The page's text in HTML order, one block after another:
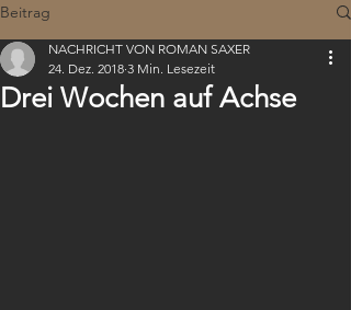
Beitrag
Drei Wochen auf Achse
NACHRICHT VON ROMAN SAXER
24. Dez. 2018 3 Min. Lesezeit